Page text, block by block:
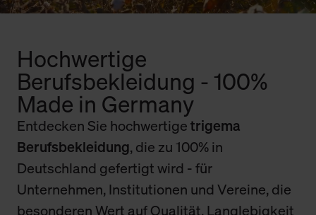
Hochwertige
Berufsbekleidung - 100%
Made in Germany
Entdecken Sie hochwertigetrigema
Berufsbekleidung, die zu 100% in
Deutschland gefertigt wird - für
Unternehmen, Institutionen und Vereine, die
besonderen Wert auf Qualität, Langlebigkeit